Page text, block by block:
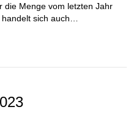
die Menge vom letzten Jahr
sich auch…